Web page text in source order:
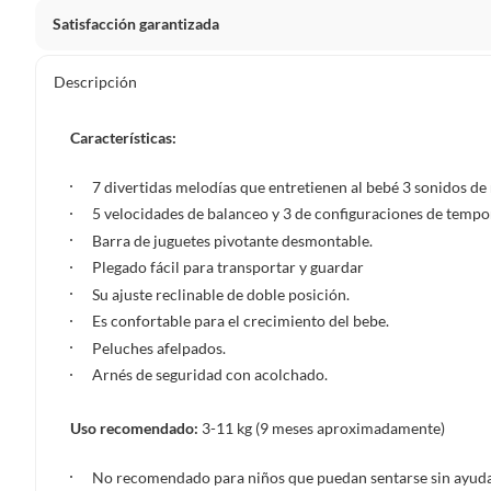
Satisfacción garantizada
Debe estar en perfecto estado, con todas sus etiquetas,
Confeccionados a la medida.
De uso personal.
En sodimac.cl te damos30 días desde que recibes el
etiquetas y sin uso, tal como te lo entregamos.
Productos digitales que se entregan a través de una
programas para el computador.
Pinturas de un color a solicitud.
Descripción
Características:
7 divertidas melodías que entretienen al bebé 3 sonidos de
5 velocidades de balanceo y 3 de configuraciones de
Barra de juguetes pivotante desmontable.
Plegado fácil para transportar y guardar
Su ajuste reclinable de doble posición.
Es confortable para el crecimiento del bebe.
Peluches afelpados.
Arnés de seguridad con acolchado.
Uso recomendado: 3-11 kg (9 meses aproximadamente)
No recomendado para niños que puedan sentarse sin